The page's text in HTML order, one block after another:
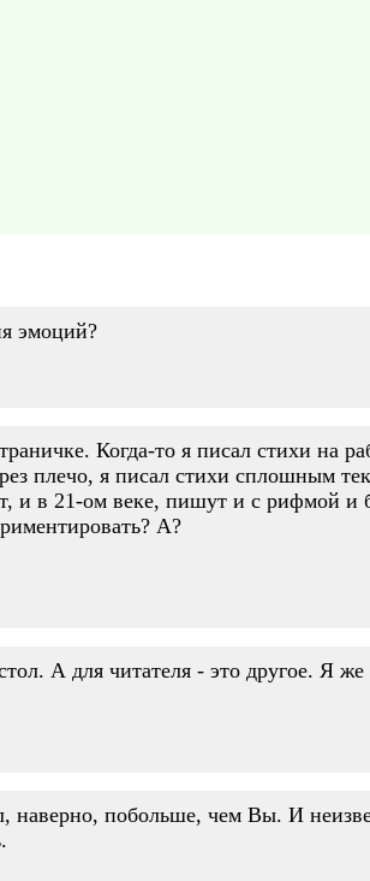
эмоций?
Когда-то я писал стихи на
плечо, я писал стихи сплошным
и в 21-ом веке, пишут и с рифмой
А?
А для читателя - это другое. Я же
побольше, чем Вы. И